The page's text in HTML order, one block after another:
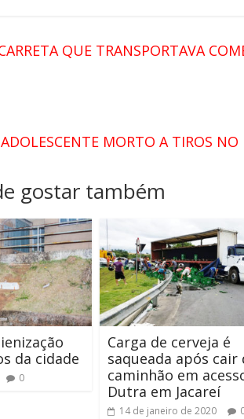
QUE TRANSPORTAVA
ADOLESCENTE MORTO A TIROS
gostar também
da cidade
0
Carga de cerveja é
saqueada após cair
caminhão em
Dutra em Jacareí
14 de janeiro de 2020